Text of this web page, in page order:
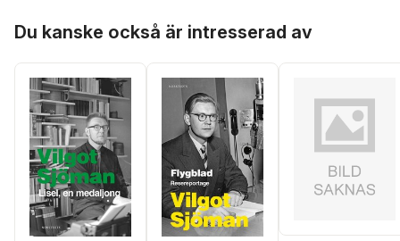
Du kanske också är intresserad av